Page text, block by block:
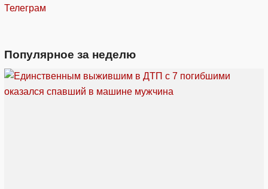
Телеграм
Популярное за неделю